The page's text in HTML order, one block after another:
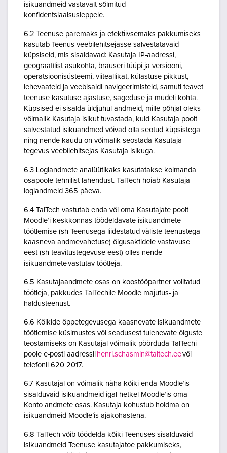
isikuandmeid vastavalt sõlmitud
konfidentsiaalsusleppele.
6.2 Teenuse paremaks ja efektiivsemaks pakkumiseks
kasutab Teenus veebilehitsejasse salvestatavaid
küpsiseid, mis sisaldavad: Kasutaja IP-aadressi,
geograafilist asukohta, brauseri tüüpi ja versiooni,
operatsioonisüsteemi, viiteallikat, külastuse pikkust,
lehevaateid ja veebisaidi navigeerimisteid, samuti teavet
teenuse kasutuse ajastuse, sageduse ja mudeli kohta.
Küpsised ei sisalda üldjuhul andmeid, mille põhjal oleks
võimalik Kasutaja isikut tuvastada, kuid Kasutaja poolt
salvestatud isikuandmed võivad olla seotud küpsistega
ning nende kaudu on võimalik seostada Kasutaja
tegevus veebilehitsejas Kasutaja isikuga.
6.3 Logiandmete analüütikaks kasutatakse kolmanda
osapoole tehnilist lahendust. TalTech hoiab Kasutaja
logiandmeid 365 päeva.
6.4 TalTech vastutab enda või oma Kasutajate poolt
Moodle’i keskkonnas töödeldavate isikuandmete
töötlemise (sh Teenusega liidestatud väliste teenustega
kaasneva andmevahetuse) õigusaktidele vastavuse
eest (sh teavitustegevuse eest) olles nende
isikuandmete vastutav töötleja.
6.5 Kasutajaandmete osas on koostööpartner volitatud
töötleja, pakkudes TalTechile Moodle majutus- ja
haldusteenust.
6.6 Kõikide õppetegevusega kaasnevate isikuandmete
töötlemise küsimustes või seadusest tulenevate õiguste
teostamiseks on Kasutajal võimalik pöörduda TalTechi
poole e-posti aadressil henri.schasmin@taltech.eevõi
telefonil 620 2017.
6.7 Kasutajal on võimalik näha kõiki enda Moodle’is
sisalduvaid isikuandmeid igal hetkel Moodle’is oma
Konto andmete osas. Kasutaja kohustub hoidma on
isikuandmeid Moodle’is ajakohastena.
6.8 TalTech võib töödelda kõiki Teenuses sisalduvaid
isikuandmeid Teenuse kasutajatoe pakkumiseks,